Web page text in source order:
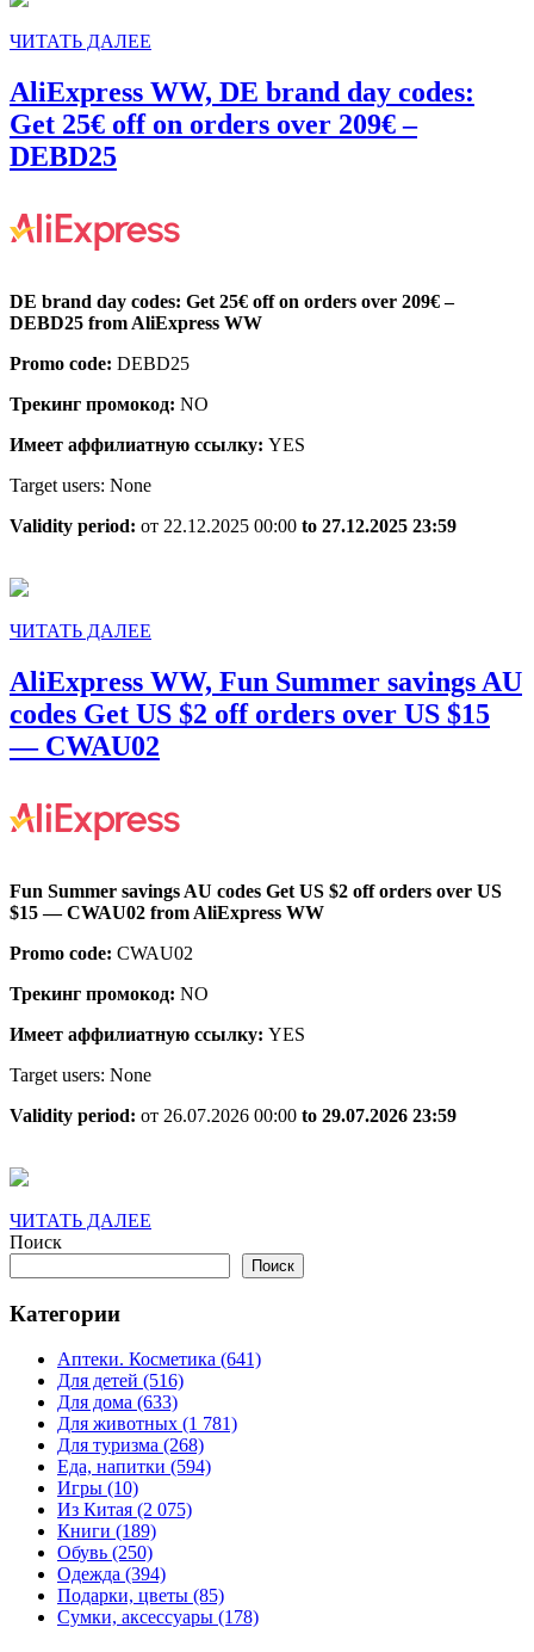
€99
ЧИТАТЬ ДАЛЕЕ
AliExpress WW, DE brand day codes:
Get 25€ off on orders over 209€ –
DEBD25AliExpress
DE
brand
codes:
25€
off
on
orders
209€
DE brand day codes: Get 25€ off on orders over 209€ –
DEBD25 from AliExpress WW
Promo code: DEBD25
Трекинг промокод: NO
Имеет аффилиатную ссылку: YES
Target users: None
Validity period: от 22.12.2025 00:00 to 27.12.2025 23:59
ЧИТАТЬ ДАЛЕЕ
AliExpress WW, Fun Summer savings AU
codes Get US $2 off orders over US $15
— CWAU02
Fun
Summer
AU
Get
US
$2
over
CWAU02
Fun Summer savings AU codes Get US $2 off orders over US
$15 — CWAU02 from AliExpress WW
Promo code: CWAU02
Трекинг промокод: NO
Имеет аффилиатную ссылку: YES
Target users: None
Validity period: от 26.07.2026 00:00 to 29.07.2026 23:59
ЧИТАТЬ ДАЛЕЕ
Поиск
Поиск
Категории
Аптеки. Косметика (641)
Для детей (516)
Для дома (633)
Для животных (1 781)
Для туризма (268)
Еда, напитки (594)
Игры (10)
Из Китая (2 075)
Книги (189)
Обувь (250)
Одежда (394)
Подарки, цветы (85)
Сумки, аксессуары (178)